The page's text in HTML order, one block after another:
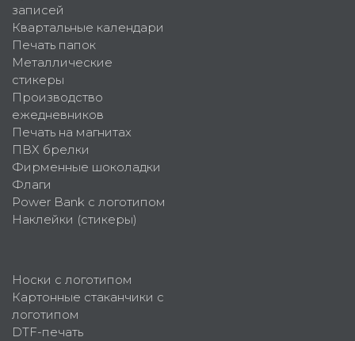
записей
Квартальные календари
Печать папок
Металлические
стикеры
Производство
ежедневников
Печать на магнитах
ПВХ брелки
Фирменные шоколадки
Флаги
Power Bank с логотипом
Наклейки (стикеры)
Носки с логотипом
Картонные стаканчики с
логотипом
DTF-печать